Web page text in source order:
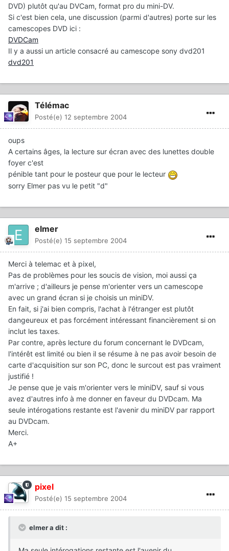
DVD) plutôt qu'au DVCam, format pro du mini-DV.
Si c'est bien cela, une discussion (parmi d'autres) porte sur les
camescopes DVD ici :
DVDCam
Il y a aussi un article consacré au camescope sony dvd201
dvd201
Télémac
Posté(e) 12 septembre 2004
oups
A certains âges, la lecture sur écran avec des lunettes double
foyer c'est
pénible tant pour le posteur que pour le lecteur
sorry Elmer pas vu le petit "d"
elmer
Posté(e) 15 septembre 2004
Merci à telemac et à pixel,
Pas de problèmes pour les soucis de vision, moi aussi ça
m'arrive ; d'ailleurs je pense m'orienter vers un camescope
avec un grand écran si je choisis un miniDV.
En fait, si j'ai bien compris, l'achat à l'étranger est plutôt
dangeureux et pas forcément intéressant financièrement si on
inclut les taxes.
Par contre, après lecture du forum concernant le DVDcam,
l'intérêt est limité ou bien il se résume à ne pas avoir besoin de
carte d'acquisition sur son PC, donc le surcout est pas vraiment
justifié !
Je pense que je vais m'orienter vers le miniDV, sauf si vous
avez d'autres info à me donner en faveur du DVDcam. Ma
seule intérogations restante est l'avenir du miniDV par rapport
au DVDcam.
Merci.
A+
pixel
Posté(e) 15 septembre 2004
elmer a dit :